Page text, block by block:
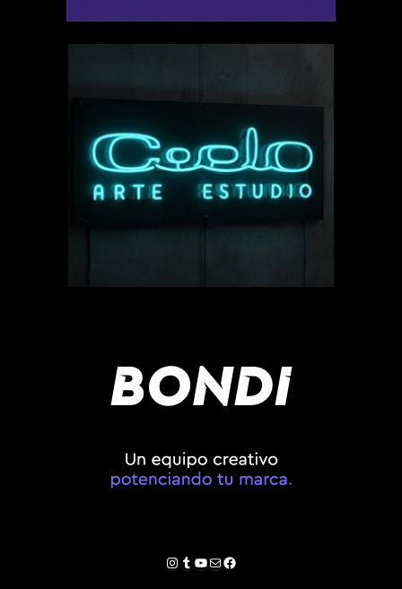
Instagram
Tumblr
YouTube
Correo electrónico
Facebook